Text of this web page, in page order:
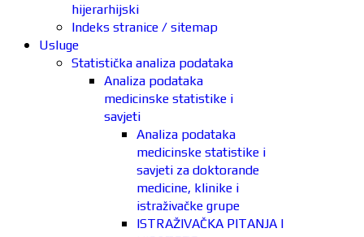
hijerarhijski
Indeks stranice / sitemap
Usluge
Statistička analiza podataka
Analiza podataka
medicinske statistike i
savjeti
Analiza podataka
medicinske statistike i
savjeti za doktorande
medicine, klinike i
istraživačke grupe
ISTRAŽIVAČKA PITANJA I